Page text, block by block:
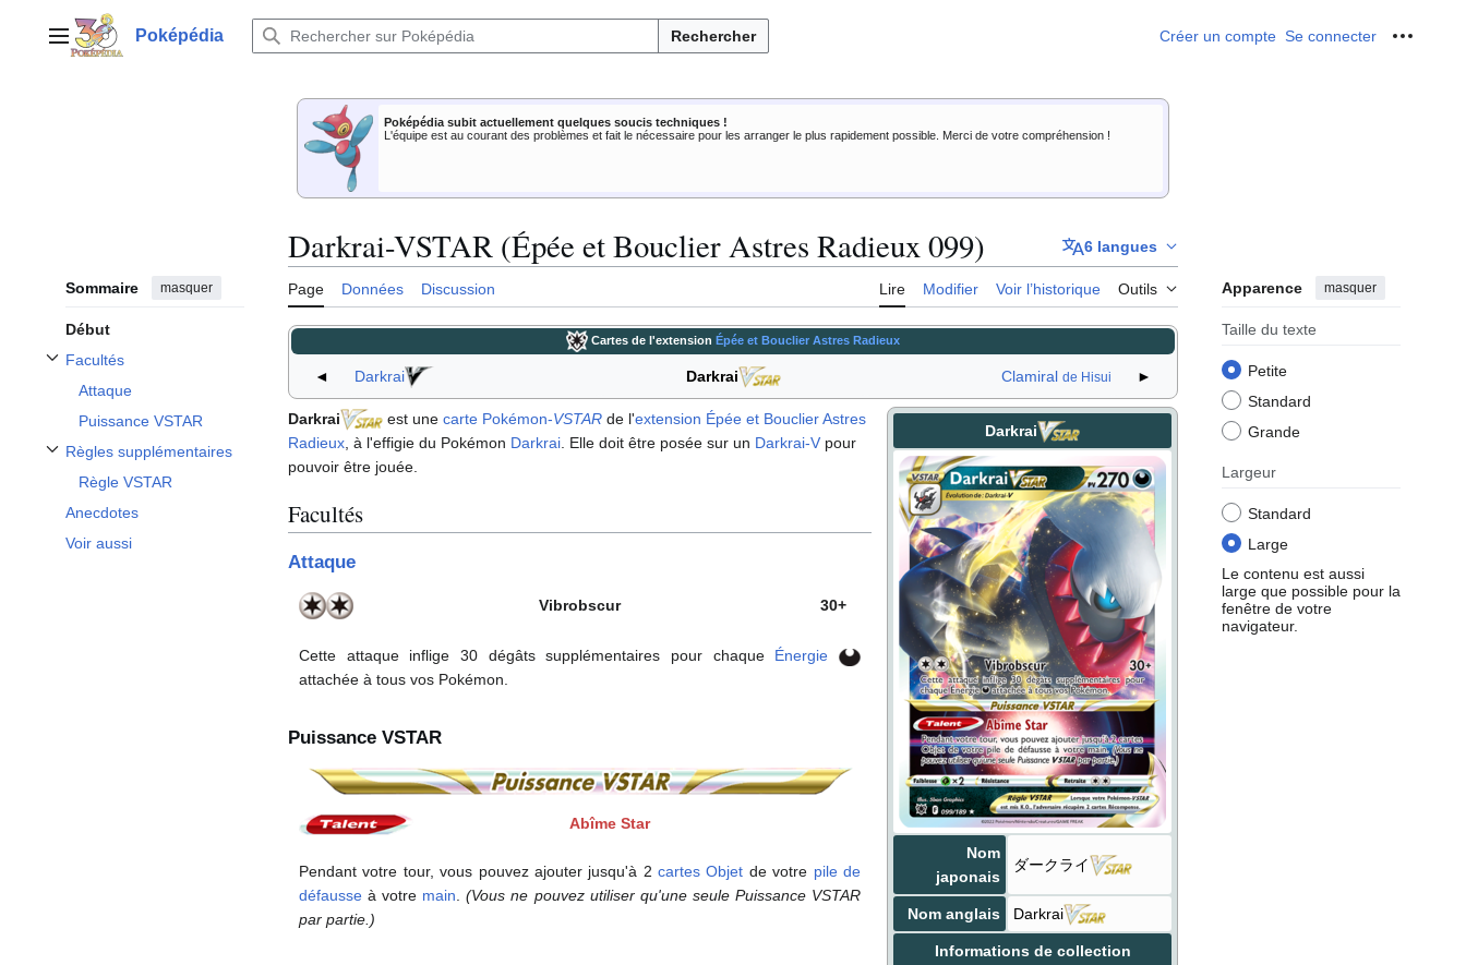
contenuMenu principalPoképédia Rechercher Créer un compte Se connecter Outils
Poképédia subit actuellement quelques soucis techniques !
L'équipe est au courant des problèmes et fait le nécessaire pour les arranger le plus rapidement possible. Merci de votre compréhension !
Sommaire masquer
Début
Facultés
Afficher / masquer la sous-section Facultés
Attaque
Puissance VSTAR
Règles supplémentaires
Afficher / masquer la sous-section Règles supplémentaires
Règle VSTAR
Anecdotes
Voir aussi
Darkrai-VSTAR (Épée et Bouclier Astres Radieux 099) 6 langues
Page Données Discussion Lire Modifier Voir l’historique Outils Apparence masquer
Taille du texte
Petite
Standard
Grande
Largeur
Standard
Large
Le contenu est aussi
large que possible pour la
fenêtre de votre
navigateur.
Cartes de l'extension Épée et Bouclier Astres Radieux
◄ Darkrai Darkrai Clamiral de Hisui ►
Darkrai
Nom
japonais
ダークライ
Nom anglais Darkrai
Informations de collection
Darkrai est une carte Pokémon-VSTAR de l'extension Épée et Bouclier Astres
Radieux, à l'effigie du Pokémon Darkrai. Elle doit être posée sur un Darkrai-V pour
pouvoir être jouée.
Facultés
Attaque
Vibrobscur 30+
Cette attaque inflige 30 dégâts supplémentaires pour chaque Énergie
attachée à tous vos Pokémon.
Puissance VSTAR
Abîme Star
Pendant votre tour, vous pouvez ajouter jusqu'à 2cartes Objet de votre pile de
défausse à votre main .(Vous ne pouvez utiliser qu'une seule Puissance VSTAR
par partie.)